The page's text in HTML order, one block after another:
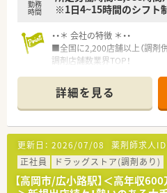
勤務
時間
※1日4~15時間のシフト
・・＊ 会社の特徴 ＊・・
■全国に2,200店舗以上（調剤
調剤店舗数業界TOP！
頑張り次第で高給与も可能！
■経験や勤務コースによりま
半スタートと業界TOP水準！
■職種や職域に合わせ、豊富
修を用意されています
■薬剤師が中心の会社だから
種多様に用意されています。
■店舗拡大に伴い、エリアマ
トのポジションも増えます。
詳細を見る
更新日： 2026/07/08 薬剤師求人ID
正社員
ドラッグストア(調剤あり)
【高岡市/広小路駅】＜高年収